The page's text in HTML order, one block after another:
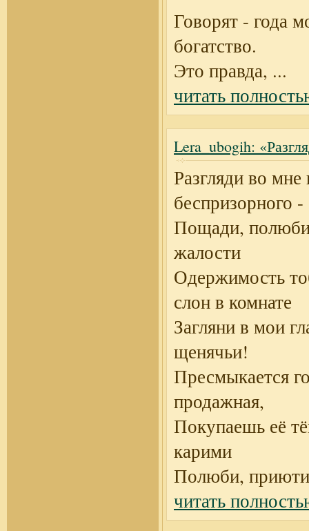
Говорят - года
богатство.
Это правда, ...
читать
Lera_ubogih:
Разгляди во мне
беспризорного -
Пощади, полюби
жалости
Одержимость
слон в комнате
Загляни в мои
щенячьи!
Пресмыкается
продажная,
Покупаешь её
карими
Полюби,
читать